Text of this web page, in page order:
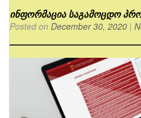
ინფორმაცია საგამოცდო
Posted on December 30, 2020 |